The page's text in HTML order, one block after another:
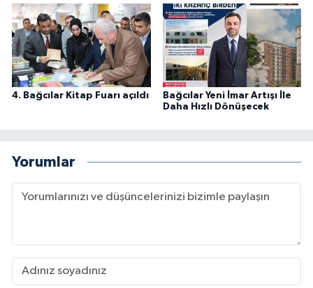
4. Bağcılar Kitap Fuarı açıldı
Bağcılar Yeni İmar Artışı İle
Daha Hızlı Dönüşecek
Yorumlar